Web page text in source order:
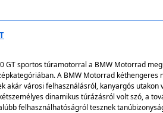
GT sportos túramotorral a BMW Motorrad
A BMW Motorrad kéthengeres
akár városi felhasználásról, kanyargós utakon
dinamikus túrázásról volt szó, a
felhasználhatóságról tesznek